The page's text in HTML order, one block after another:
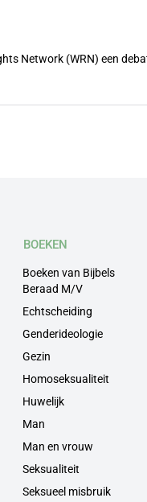
Network (WRN) een
BOEKEN
Boeken van Bijbels
Beraad M/V
Echtscheiding
Genderideologie
Gezin
Homoseksualiteit
Huwelijk
Man
Man en vrouw
Seksualiteit
Seksueel misbruik